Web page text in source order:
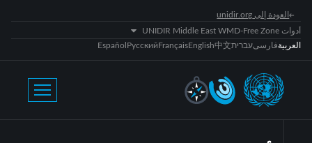
العودة إلى unidir.org
أدوات UNIDIR Middle East WMD-Free Zone
العربيةفارسیעברית中文
English
Français
Русский
Español